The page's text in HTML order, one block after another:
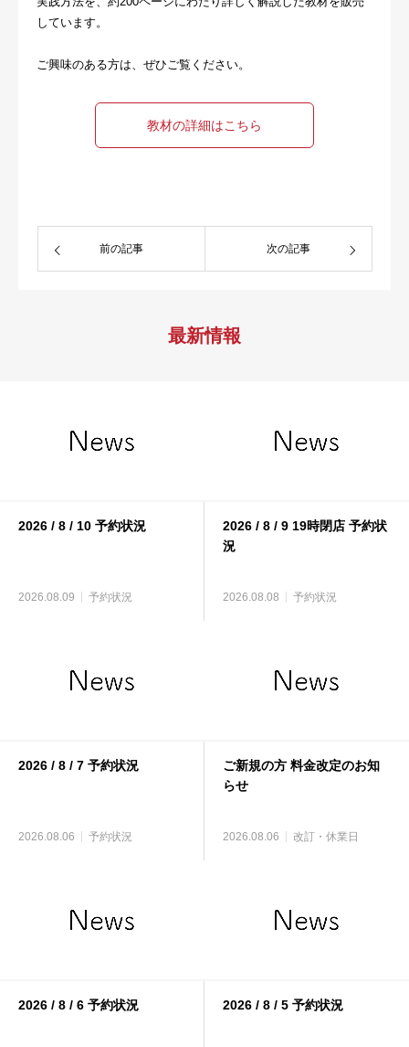
しています。
ご興味のある方は、ぜひご覧ください。
教材の詳細はこちら
前の記事 次の記事
最新情報
2026 / 8 / 10 予約状況
2026.08.09 予約状況
2026 / 8 / 9 19時閉店 予約状
況
2026.08.08 予約状況
2026 / 8 / 7 予約状況
2026.08.06 予約状況
ご新規の方 料金改定のお知
らせ
2026.08.06 改訂・休業日
2026 / 8 / 6 予約状況 2026 / 8 / 5 予約状況